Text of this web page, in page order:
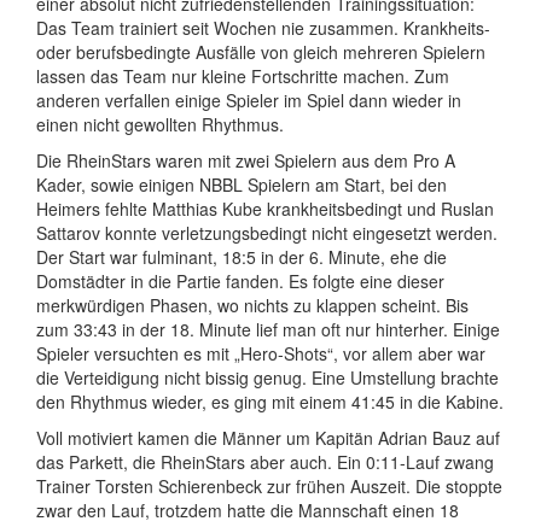
Das Team trainiert seit Wochen nie zusammen. Krankheits-
oder berufsbedingte Ausfälle von gleich mehreren Spielern
lassen das Team nur kleine Fortschritte machen. Zum
anderen verfallen einige Spieler im Spiel dann wieder in
einen nicht gewollten Rhythmus.
Die RheinStars waren mit zwei Spielern aus dem Pro A
Kader, sowie einigen NBBL Spielern am Start, bei den
Heimers fehlte Matthias Kube krankheitsbedingt und Ruslan
Sattarov konnte verletzungsbedingt nicht eingesetzt werden.
Der Start war fulminant, 18:5 in der 6. Minute, ehe die
Domstädter in die Partie fanden. Es folgte eine dieser
merkwürdigen Phasen, wo nichts zu klappen scheint. Bis
zum 33:43 in der 18. Minute lief man oft nur hinterher. Einige
Spieler versuchten es mit „Hero-Shots“, vor allem aber war
die Verteidigung nicht bissig genug. Eine Umstellung brachte
den Rhythmus wieder, es ging mit einem 41:45 in die Kabine.
Voll motiviert kamen die Männer um Kapitän Adrian Bauz auf
das Parkett, die RheinStars aber auch. Ein 0:11-Lauf zwang
Trainer Torsten Schierenbeck zur frühen Auszeit. Die stoppte
zwar den Lauf, trotzdem hatte die Mannschaft einen 18